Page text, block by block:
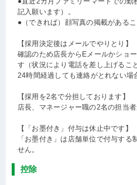
記入願います）。
●（できれば）顔写真の掲載があるこ
【採用決定後はメールでやりとり】
確認のため店長からEメールかショ
す（状況により電話を差し上げるこ
24時間経過しても連絡がとれない場
【採用を2名で分担しております】
店長、マネージャー職の2名の担当
【「お墨付き」付与は休止中です】
「お墨付き」は店舗単位で付与す
せん。
控除